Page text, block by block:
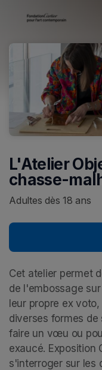
L'Atelier
chasse-
Adultes dès 18 ans
Cet atelier permet
de l'embossage
leur propre ex
diverses formes de
faire un vœu ou
exaucé. Exposition
s'interroger sur les